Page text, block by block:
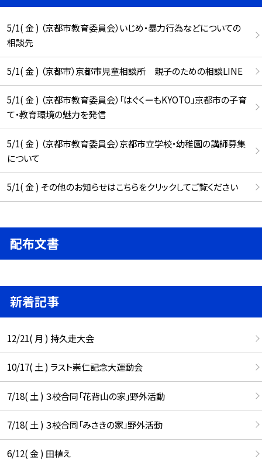
5/1( 金 ) （京都市教育委員会）いじめ・暴力行為などについての
相談先
5/1( 金 ) （京都市）京都市児童相談所 親子のための相談LINE
5/1( 金 ) （京都市教育委員会）「はぐくーもKYOTO」京都市の子育
て・教育環境の魅力を発信
5/1( 金 ) （京都市教育委員会）京都市立学校・幼稚園の講師募集
について
5/1( 金 ) その他のお知らせはこちらをクリックしてご覧ください
配布文書
新着記事
12/21( 月 ) 持久走大会
10/17( 土 ) ラスト崇仁記念大運動会
7/18( 土 ) ３校合同「花背山の家」野外活動
7/18( 土 ) ３校合同「みさきの家」野外活動
6/12( 金 ) 田植え